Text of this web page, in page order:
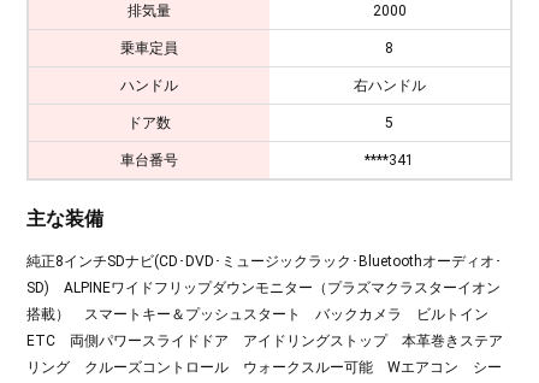
排気量 2000
乗車定員 8
ハンドル 右ハンドル
ドア数 5
車台番号 ****341
主な装備
純正8インチSDナビ(CD･DVD･ミュージックラック･Bluetoothオーディオ･
SD) ALPINEワイドフリップダウンモニター（プラズマクラスターイオン
搭載） スマートキー＆プッシュスタート バックカメラ ビルトイン
ETC 両側パワースライドドア アイドリングストップ 本革巻きステア
リング クルーズコントロール ウォークスルー可能 Wエアコン シー